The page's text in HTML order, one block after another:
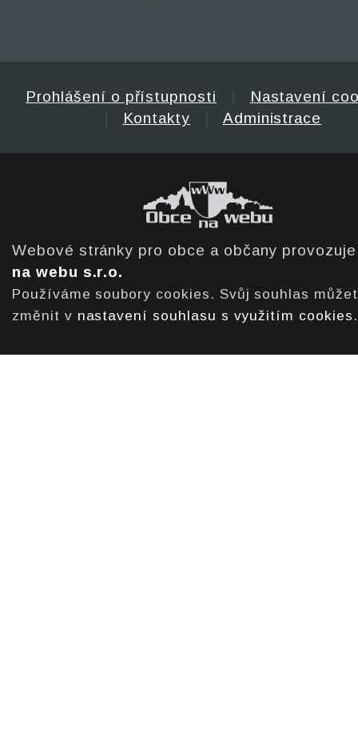
Prohlášení o přístupnosti
Nastavení
Kontakty Administrace
Webové stránky pro obce a občany
na webu s.r.o.
Používáme soubory cookies. Svůj souhlas
změnit v nastavení souhlasu s využitím cookies .